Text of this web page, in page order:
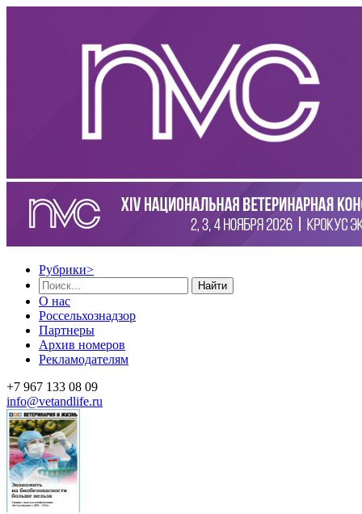
Рубрики>
Найти
О нас
Россельхознадзор
Партнеры
Архив номеров
Рекламодателям
+7 967 133 08 09
info@vetandlife.ru